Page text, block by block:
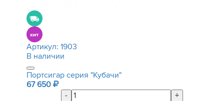
Артикул: 1903
В наличии
Портсигар серия "Кубачи"
67 650
-
+